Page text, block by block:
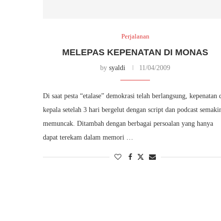
Perjalanan
MELEPAS KEPENATAN DI MONAS
bysyaldi 11/04/2009
Di saat pesta “etalase” demokrasi telah berlangsung, kepenatan
kepala setelah 3 hari bergelut dengan script dan podcast
memuncak. Ditambah dengan berbagai persoalan yang hanya
dapat terekam dalam memori …